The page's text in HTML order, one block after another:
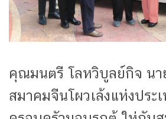
คุณมนตรี โลหวิบูลย์กิจ น
สมาคมจีนโผวเล้งแห่งประ